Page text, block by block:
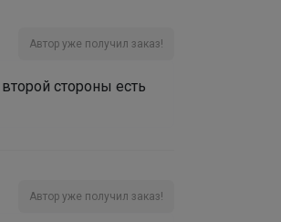
Автор уже получил заказ!
стороны есть
Автор уже получил заказ!